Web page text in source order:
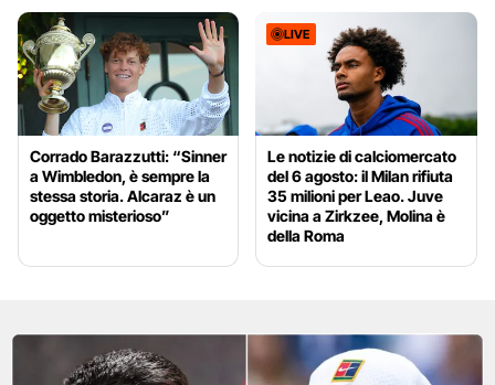
Corrado Barazzutti: “Sinner
a Wimbledon, è sempre la
stessa storia. Alcaraz è un
oggetto misterioso”
LIVE
Le notizie di calciomercato
del 6 agosto: il Milan rifiuta
35 milioni per Leao. Juve
vicina a Zirkzee, Molina è
della Roma